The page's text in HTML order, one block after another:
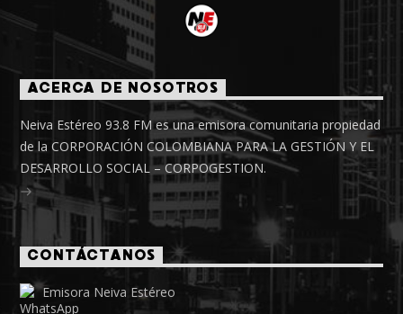
ACERCA DE NOSOTROS
Neiva Estéreo 93.8 FM es una emisora comunitaria propiedad
de la CORPORACIÓN COLOMBIANA PARA LA GESTIÓN Y EL
DESARROLLO SOCIAL – CORPOGESTION.
CONTÁCTANOS
Emisora Neiva Estéreo